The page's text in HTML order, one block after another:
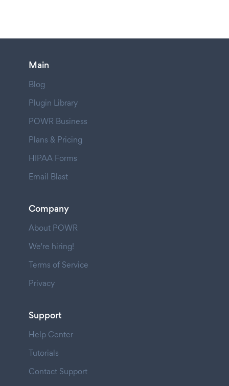
Main
Blog
Plugin Library
POWR Business
Plans & Pricing
HIPAA Forms
Email Blast
Company
About POWR
We're hiring!
Terms of Service
Privacy
Support
Help Center
Tutorials
Contact Support